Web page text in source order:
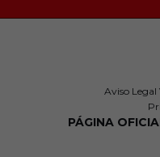
Aviso Legal
PÁGINA